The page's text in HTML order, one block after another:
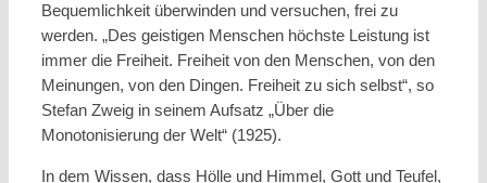
Bequemlichkeit überwinden und versuchen, frei zu
werden. „Des geistigen Menschen höchste Leistung ist
immer die Freiheit. Freiheit von den Menschen, von den
Meinungen, von den Dingen. Freiheit zu sich selbst“, so
Stefan Zweig in seinem Aufsatz „Über die
Monotonisierung der Welt“ (1925).
In dem Wissen, dass Hölle und Himmel, Gott und Teufel,